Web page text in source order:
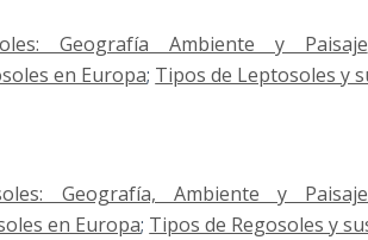
Geografía Ambiente y Paisaje
en Europa; Tipos de Leptosoles y
Geografía, Ambiente y Paisaje
en Europa; Tipos de Regosoles y